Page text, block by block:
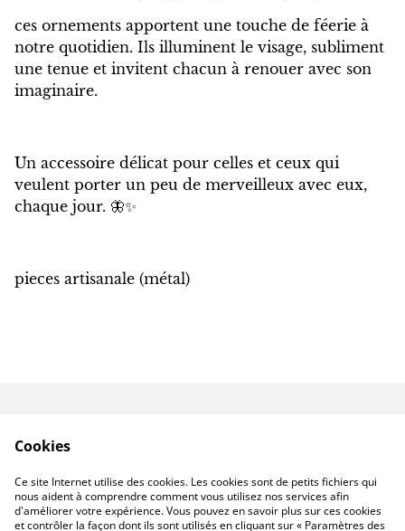
ces ornements apportent une touche de féerie à
notre quotidien. Ils illuminent le visage, subliment
une tenue et invitent chacun à renouer avec son
imaginaire.
Un accessoire délicat pour celles et ceux qui
veulent porter un peu de merveilleux avec eux,
chaque jour. 🦋✨
pieces artisanale (métal)
Livraison hors France
Cookies
Ce site Internet utilise des cookies. Les cookies sont de petits fichiers qui
nous aident à comprendre comment vous utilisez nos services afin
d'améliorer votre expérience. Vous pouvez en savoir plus sur ces cookies
et contrôler la façon dont ils sont utilisés en cliquant sur « Paramètres des